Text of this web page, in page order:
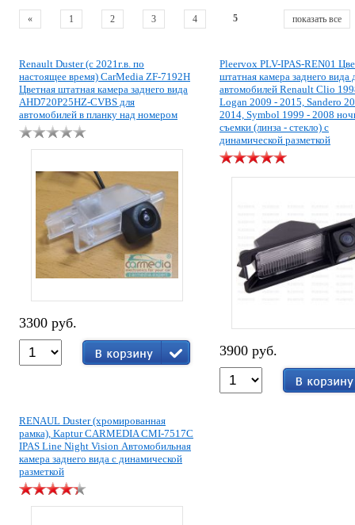
« 1 2 3 4 5 показать все
Renault Duster (с 2021г.в. по
настоящее время) CarMedia ZF-7192H
Цветная штатная камера заднего вида
AHD720P25HZ-CVBS для
автомобилей в планку над номером
3300 руб.
Pleervox PLV-IPAS-REN01
штатная камера заднего вида
автомобилей Renault Clio
Logan 2009 - 2015, Sandero
2014, Symbol 1999 - 2008
съемки (линза - стекло) с
динамической разметкой
3900 руб.
RENAUL Duster (хромированная
рамка), Kaptur CARMEDIA CMI-7517C
IPAS Line Night Vision Автомобильная
камера заднего вида с динамической
разметкой